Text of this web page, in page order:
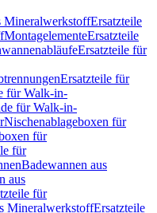
MineralwerkstoffErsatzteile
MontagelementeErsatzteile
Ersatzteile für
Ersatzteile für
für Walk-in-
für Walk-in-
Nischenablageboxen für
für
für
Badewannen aus
aus
für
MineralwerkstoffErsatzteile